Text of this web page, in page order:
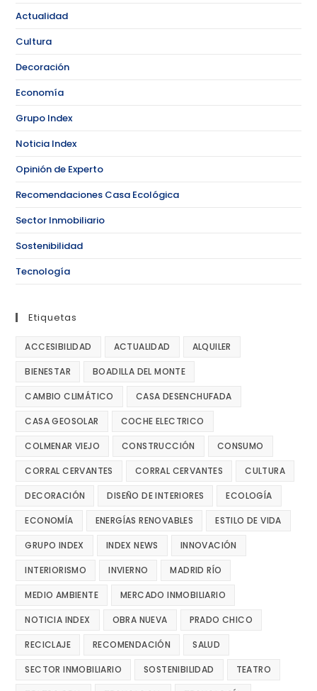
Actualidad
Cultura
Decoración
Economía
Grupo Index
Noticia Index
Opinión de Experto
Recomendaciones Casa Ecológica
Sector Inmobiliario
Sostenibilidad
Tecnología
Etiquetas
ACCESIBILIDAD ACTUALIDAD ALQUILER
BIENESTAR BOADILLA DEL MONTE
CAMBIO CLIMÁTICO CASA DESENCHUFADA
CASA GEOSOLAR COCHE ELECTRICO
COLMENAR VIEJO CONSTRUCCIÓN CONSUMO
CORRAL CERVANTES CORRAL CERVANTES CULTURA
DECORACIÓN DISEÑO DE INTERIORES ECOLOGÍA
ECONOMÍA ENERGÍAS RENOVABLES ESTILO DE VIDA
GRUPO INDEX INDEX NEWS INNOVACIÓN
INTERIORISMO INVIERNO MADRID RÍO
MEDIO AMBIENTE MERCADO INMOBILIARIO
NOTICIA INDEX OBRA NUEVA PRADO CHICO
RECICLAJE RECOMENDACIÓN SALUD
SECTOR INMOBILIARIO SOSTENIBILIDAD TEATRO